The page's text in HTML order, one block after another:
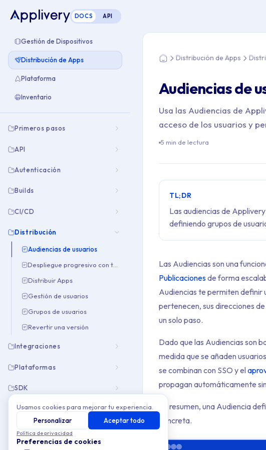
DOCS API
Gestión de Dispositivos
Distribución de Apps
Plataforma
Inventario
Primeros pasos
API
Autenticación
Builds
CI/CD
Distribución
Audiencias de usuarios
Despliegue progresivo con tags
Distribuir Apps
Gestión de usuarios
Grupos de usuarios
Revertir una versión
Integraciones
Plataformas
SDK
Resolución de problemas
HomeDistribución de Apps
Audiencias de
Usa las Audiencias de
acceso de los usuarios y
5 min de lectura
TL;DR
Las audiencias de
definiendo grupos de
Las Audiencias son una
Publicacionesde forma
Audiencias te permiten definir
pertenecen, sus direcciones
un solo paso.
Dado que las Audiencias son
medida que se añaden
se combinan con SSO y el
propagan automáticamente
En resumen, una Audiencia
concreta.
Usamos cookies para mejorar tu experiencia.
Personalizar
Aceptar todo
Política de privacidad
Preferencias de cookies